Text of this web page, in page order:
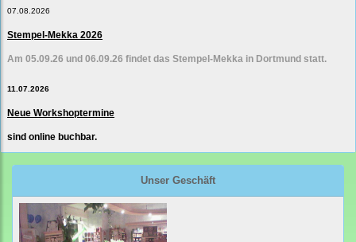
07.08.2026
Stempel-Mekka 2026
Am 05.09.26 und 06.09.26 findet das Stempel-Mekka in Dortmund statt.
11.07.2026
Neue Workshoptermine
sind online buchbar.
Unser Geschäft